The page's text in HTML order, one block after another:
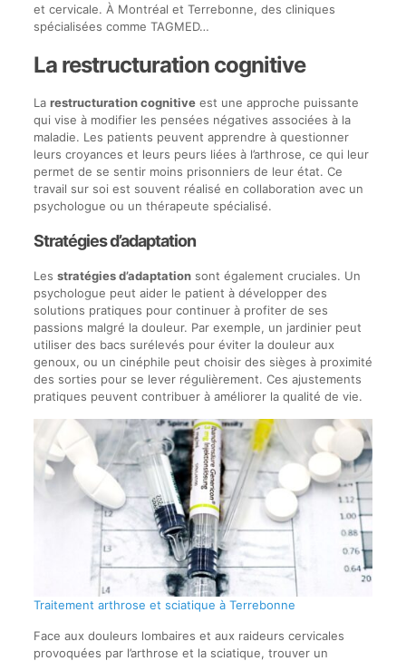
et cervicale. À Montréal et Terrebonne, des cliniques
spécialisées comme TAGMED…
La restructuration cognitive
La restructuration cognitiveest une approche puissante
qui vise à modifier les pensées négatives associées à la
maladie. Les patients peuvent apprendre à questionner
leurs croyances et leurs peurs liées à l’arthrose, ce qui leur
permet de se sentir moins prisonniers de leur état. Ce
travail sur soi est souvent réalisé en collaboration avec un
psychologue ou un thérapeute spécialisé.
Stratégies d’adaptation
Les stratégies d’adaptationsont également cruciales. Un
psychologue peut aider le patient à développer des
solutions pratiques pour continuer à profiter de ses
passions malgré la douleur. Par exemple, un jardinier peut
utiliser des bacs surélevés pour éviter la douleur aux
genoux, ou un cinéphile peut choisir des sièges à proximité
des sorties pour se lever régulièrement. Ces ajustements
pratiques peuvent contribuer à améliorer la qualité de vie.
Traitement arthrose et sciatique à Terrebonne
Face aux douleurs lombaires et aux raideurs cervicales
provoquées par l’arthrose et la sciatique, trouver un